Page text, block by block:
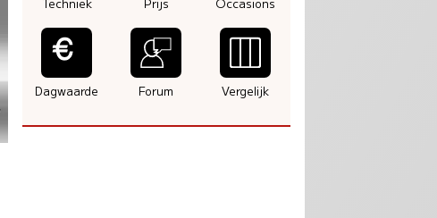
Dagwaarde Forum Vergelijk